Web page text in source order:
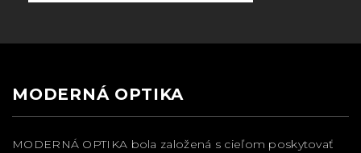
MODERNÁ OPTIKA
MODERNÁ OPTIKA bola založená s cieľom poskytovať